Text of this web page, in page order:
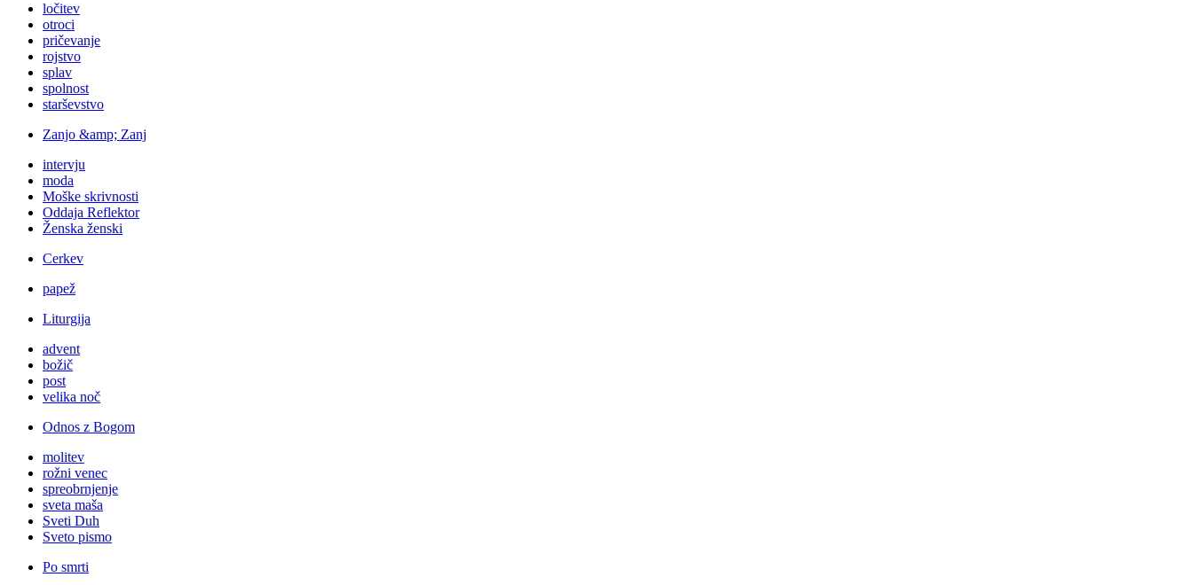
ločitev
otroci
pričevanje
rojstvo
splav
spolnost
starševstvo
Zanjo &amp; Zanj
intervju
moda
Moške skrivnosti
Oddaja Reflektor
Ženska ženski
Cerkev
papež
Liturgija
advent
božič
post
velika noč
Odnos z Bogom
molitev
rožni venec
spreobrnjenje
sveta maša
Sveti Duh
Sveto pismo
Po smrti